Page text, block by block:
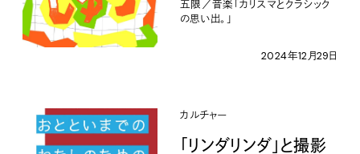
五限／音楽「カリスマとクラシック
の思い出。」
2024年12月29日
カルチャー
「リンダリンダ」と撮影